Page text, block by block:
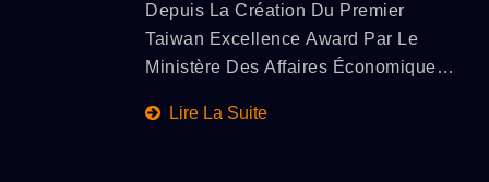
Service Client Local.
Depuis La Création Du Premier
Taiwan Excellence Award Par Le
Ministère Des Affaires Économiques
R&D », « Design », « Qualité » Et «
Lire La Suite